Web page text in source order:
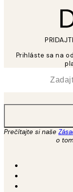
Prihláste sa na
Prečítajte si naše
o